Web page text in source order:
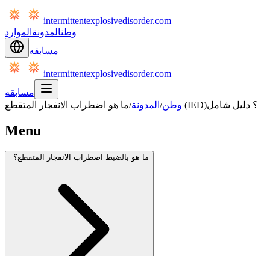
intermittentexplosivedisorder.com
وطنالمدونة الموارد
مسابقه
intermittentexplosivedisorder.com
مسابقه
وطن/ المدونة/ ما هو اضطراب الانفجار المتقطع (IED)؟ دليل شامل
Menu
ما هو بالضبط اضطراب الانفجار المتقطع؟